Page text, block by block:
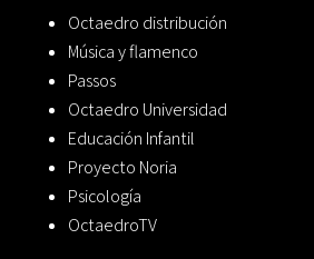
Octaedro distribución
Música y flamenco
Passos
Octaedro Universidad
Educación Infantil
Proyecto Noria
Psicología
OctaedroTV